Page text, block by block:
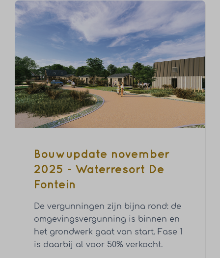
Bouwupdate november
2025 - Waterresort De
Fontein
De vergunningen zijn bijna rond: de
omgevingsvergunning is binnen en
het grondwerk gaat van start. Fase 1
is daarbij al voor 50% verkocht.